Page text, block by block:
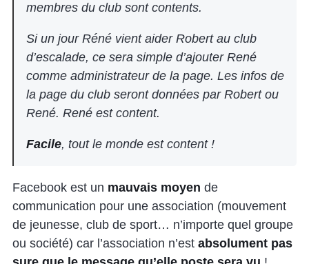
membres du club sont contents.
Si un jour Réné vient aider Robert au club
d’escalade, ce sera simple d’ajouter René
comme administrateur de la page. Les infos de
la page du club seront données par Robert ou
René. René est content.
Facile, tout le monde est content !
Facebook est un mauvais moyen de
communication pour une association (mouvement
de jeunesse, club de sport… n’importe quel groupe
ou société) car l’association n’est absolument pas